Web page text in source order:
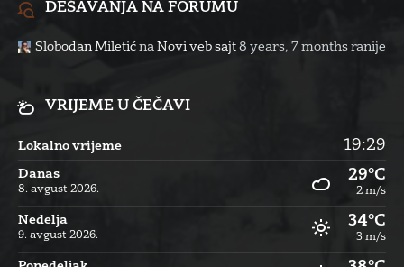
DEŠAVANJA NA FORUMU
Slobodan Miletić na Novi veb sajt 8 years, 7 months ranije
VRIJEME U ČEČAVI
Lokalno vrijeme 19:29
Danas
8. avgust 2026.
29°C
2 m/s
Nedelja
9. avgust 2026.
34°C
3 m/s